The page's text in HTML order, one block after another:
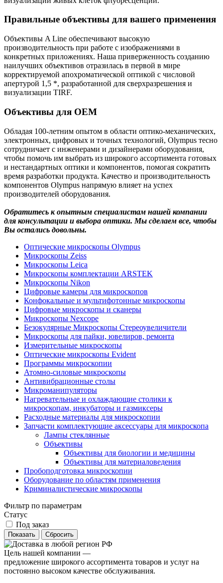
Правильные объективы для вашего применения
Объективы A Line обеспечивают высокую
производительность при работе с изображениями в
конкретных приложениях. Наша приверженность созданию
наилучших объективов отразилась в первой в мире
корректируемой апохроматической оптикой с числовой
апертурой 1,5 *, разработанной для сверхразрешения и
визуализации TIRF.
Объективы для OEM
Обладая 100-летним опытом в области оптико-механических,
электронных, цифровых и точных технологий, Olympus тесно
сотрудничает с инженерами и дизайнерами оборудования,
чтобы помочь им выбрать из широкого ассортимента готовых
и нестандартных оптики и компонентов, помогая сократить
время разработки продукта. Качество и производительность
компонентов Olympus напрямую влияет на успех
производителей оборудования.
Обратитесь к опытным специалистам нашей компании
для консультации и выбора оптики. Мы сделаем все, чтобы
Вы остались довольны.
Оптические микроскопы Olympus
Микроскопы Zeiss
Микроскопы Leica
Микроскопы комплектации ARSTEK
Микроскопы Nikon
Цифровые камеры для микроскопов
Конфокальные и мультифотонные микроскопы
Цифровые микроскопы и сканеры
Микроскопы Nexcope
Безокулярные Микроскопы Стереоувеличители
Микроскопы для пайки, ювелиров, ремонта
Измерительные микроскопы
Оптические микроскопы Evident
Программы микроскопии
Атомно-силовые микроскопы
Антивибрационные столы
Микроманипуляторы
Нагревательные и охлаждающие столики к
микроскопам, инкубаторы и газмиксеры
Расходные материалы для микроскопии
Запчасти комплектующие аксессуары для микроскопа
Лампы стеклянные
Объективы
Объективы для биологии и медицины
Объективы для материаловедения
Пробоподготовка микроскопии
Оборудование по областям применения
Криминалистические микроскопы
Фильтр по параметрам
Статус
Под заказ
Сбросить
Цель нашей компании —
предложение широкого ассортимента товаров и услуг на
постоянно высоком качестве обслуживания.